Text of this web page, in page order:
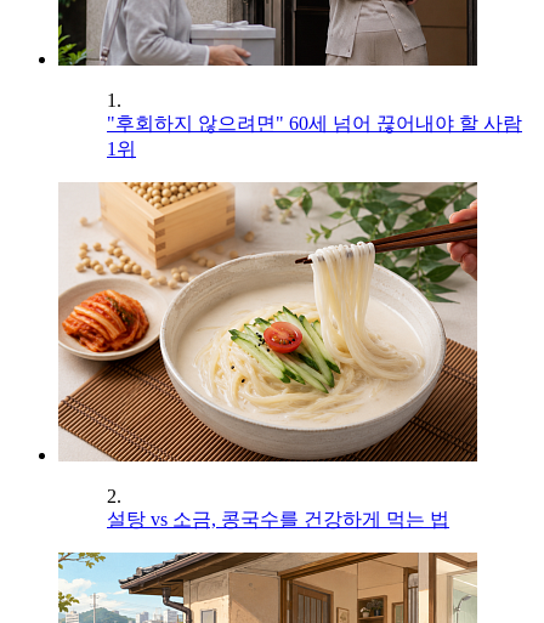
1.
"후회하지 않으려면" 60세 넘어 끊어내야 할 사람
1위
2.
설탕 vs 소금, 콩국수를 건강하게 먹는 법